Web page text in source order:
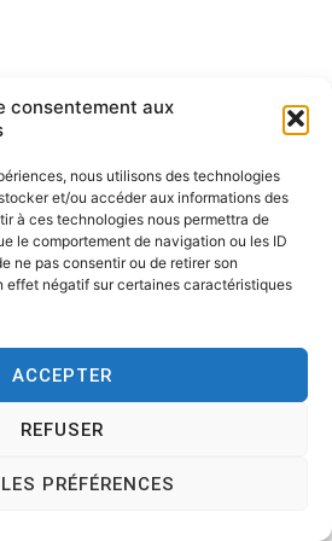
consentement aux
nous utilisons des technologies
et/ou accéder aux informations des
à ces technologies nous permettra de
le comportement de navigation ou les ID
ne pas consentir ou de retirer son
effet négatif sur certaines caractéristiques
ACCEPTER
REFUSER
PRÉFÉRENCES
dessinateur de presse, dessin en
cartoonist.. All rights reserved.
Powered byWordPress.